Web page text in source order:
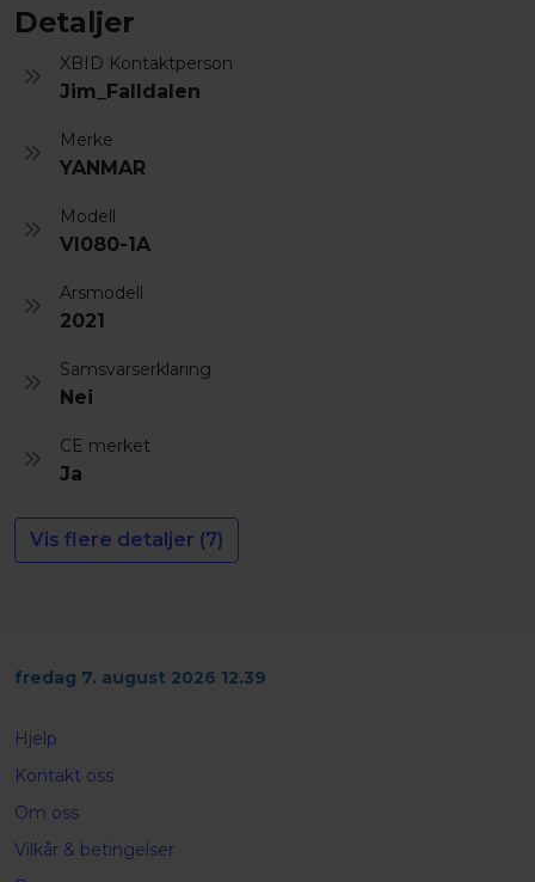
Detaljer
XBID Kontaktperson
Jim_Falldalen
Merke
YANMAR
Modell
VI080-1A
Arsmodell
2021
Samsvarserklaring
Nei
CE merket
Ja
Vis flere detaljer (7)
fredag 7. august 2026 12.39
Hjelp
Kontakt oss
Om oss
Vilkår & betingelser